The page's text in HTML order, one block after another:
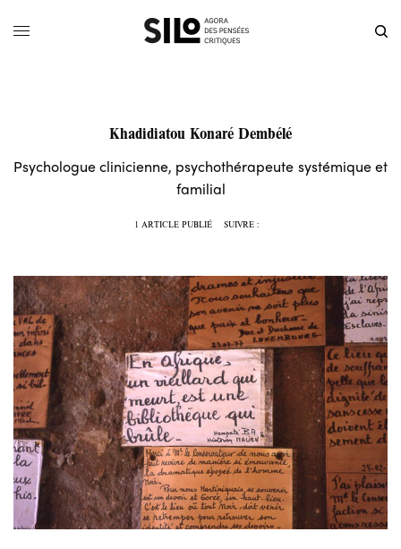
Khadidiatou Konaré Dembélé
Psychologue clinicienne, psychothérapeute systémique et
familial
1 ARTICLE PUBLIÉ SUIVRE :